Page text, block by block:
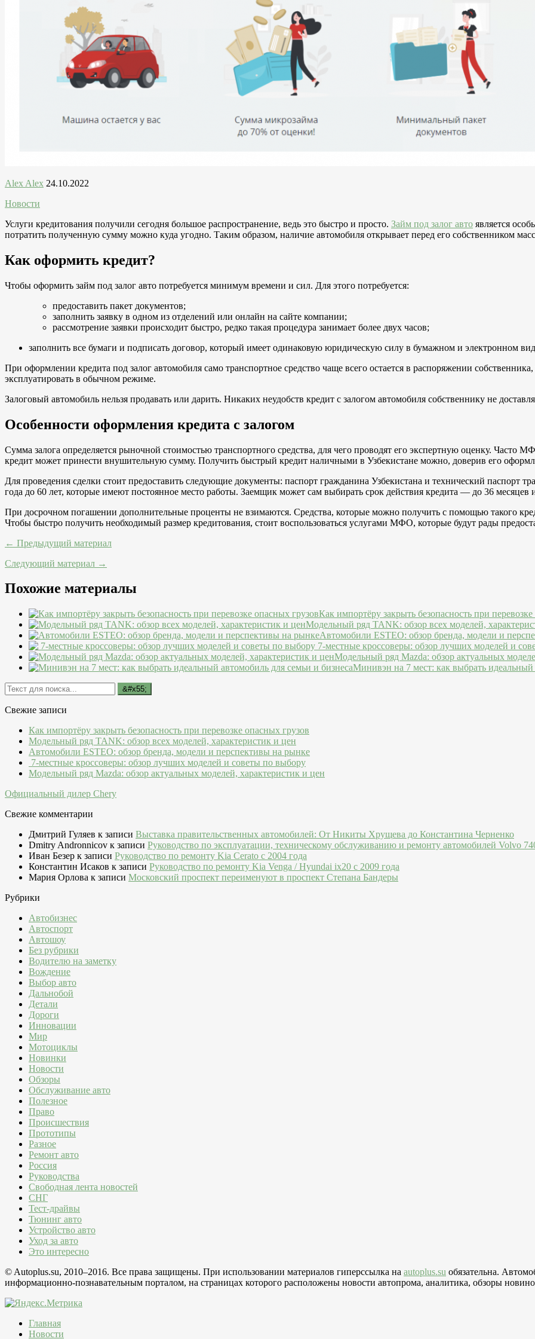
Alex Alex 24.10.2022
Новости
Услуги кредитования получили сегодня большое распространение, ведь это быстро и просто. Займ под залог авто является
потратить полученную сумму можно куда угодно. Таким образом, наличие автомобиля открывает перед его собственником
Как оформить кредит?
Чтобы оформить займ под залог авто потребуется минимум времени и сил. Для этого потребуется:
предоставить пакет документов;
заполнить заявку в одном из отделений или онлайн на сайте компании;
рассмотрение заявки происходит быстро, редко такая процедура занимает более двух часов;
заполнить все бумаги и подписать договор, который имеет одинаковую юридическую силу в бумажном и электронном
При оформлении кредита под залог автомобиля само транспортное средство чаще всего остается в распоряжении
эксплуатировать в обычном режиме.
Залоговый автомобиль нельзя продавать или дарить. Никаких неудобств кредит с залогом автомобиля собственнику не
Особенности оформления кредита с залогом
Сумма залога определяется рыночной стоимостью транспортного средства, для чего проводят его экспертную оценку.
кредит может принести внушительную сумму. Получить быстрый кредит наличными в Узбекистане можно, доверив его
Для проведения сделки стоит предоставить следующие документы: паспорт гражданина Узбекистана и технический паспорт
года до 60 лет, которые имеют постоянное место работы. Заемщик может сам выбирать срок действия кредита — до 36 месяцев
При досрочном погашении дополнительные проценты не взимаются. Средства, которые можно получить с помощью такого
Чтобы быстро получить необходимый размер кредитования, стоит воспользоваться услугами МФО, которые будут рады
← Предыдущий материал
Следующий материал →
Похожие материалы
Как импортёру закрыть безопасность при
Модельный ряд TANK: обзор всех моделей,
Автомобили ESTEO: обзор бренда, модели и
7-местные кроссоверы: обзор лучших моделей и
Модельный ряд Mazda: обзор актуальных
Минивэн на 7 мест: как выбрать идеальный
Свежие записи
Как импортёру закрыть безопасность при перевозке опасных грузов
Модельный ряд TANK: обзор всех моделей, характеристик и цен
Автомобили ESTEO: обзор бренда, модели и перспективы на рынке
7-местные кроссоверы: обзор лучших моделей и советы по выбору
Модельный ряд Mazda: обзор актуальных моделей, характеристик и цен
Официальный дилер Chery
Свежие комментарии
Дмитрий Гуляев к записи Выставка правительственных автомобилей: От Никиты Хрущева до Константина Черненко
Dmitry Andronnicov к записи Руководство по эксплуатации, техническому обслуживанию и ремонту автомобилей Volvo
Иван Безер к записи Руководство по ремонту Kia Cerato c 2004 года
Константин Исаков к записи Руководство по ремонту Kia Venga / Hyundai ix20 c 2009 года
Мария Орлова к записи Московский проспект переименуют в проспект Степана Бандеры
Рубрики
Автобизнес
Автоспорт
Автошоу
Без рубрики
Водителю на заметку
Вождение
Выбор авто
Дальнобой
Детали
Дороги
Инновации
Мир
Мотоциклы
Новинки
Новости
Обзоры
Обслуживание авто
Полезное
Право
Происшествия
Прототипы
Разное
Ремонт авто
Россия
Руководства
Свободная лента новостей
СНГ
Тест-драйвы
Тюнинг авто
Устройство авто
Уход за авто
Это интересно
© Autoplus.su, 2010–2016. Все права защищены. При использовании материалов гиперссылка на autoplus.su обязательна.
информационно-познавательным порталом, на страницах которого расположены новости автопрома, аналитика, обзоры
Главная
Новости